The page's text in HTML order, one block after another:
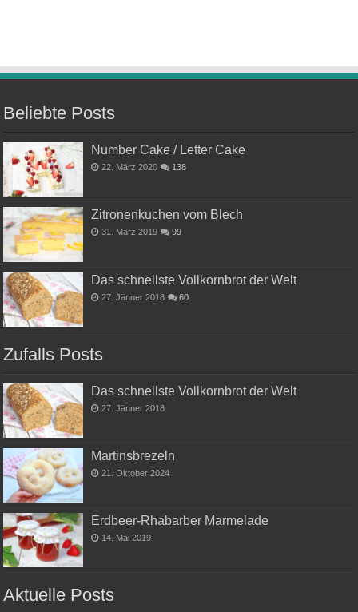
Beliebte Posts
Number Cake / Letter Cake
22. März 2020 138
Zitronenkuchen vom Blech
31. März 2019 99
Das schnellste Vollkornbrot der Welt
27. Jänner 2018 60
Zufalls Posts
Das schnellste Vollkornbrot der Welt
27. Jänner 2018
Martinsbrezeln
21. Oktober 2024
Erdbeer-Rhabarber Marmelade
14. Mai 2019
Aktuelle Posts